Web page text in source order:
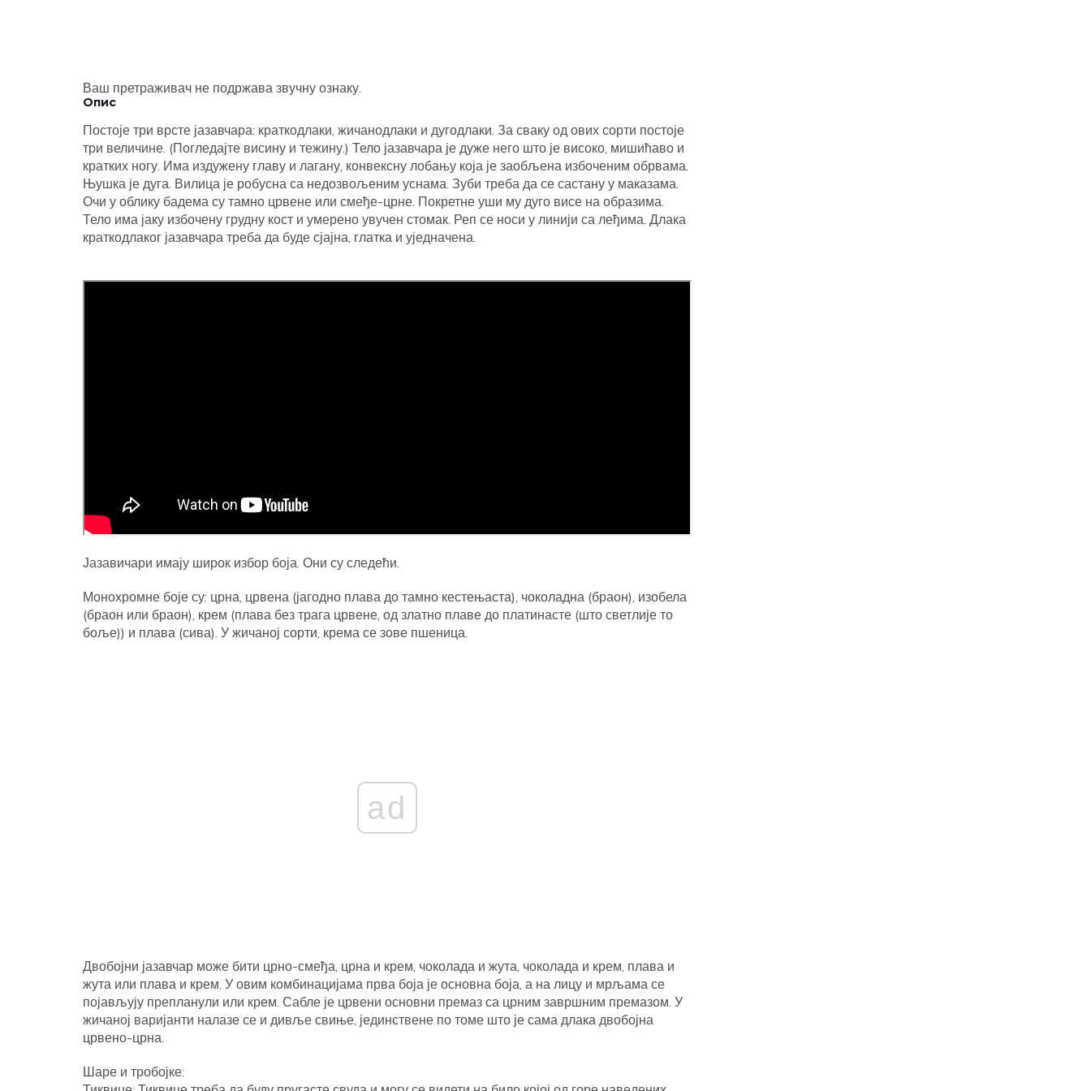
Ваш претраживач не подржава звучну ознаку.
Опис
Постоје три врсте јазавчара: краткодлаки, жичанодлаки и дугодлаки. За сваку од ових сорти постоје
три величине. (Погледајте висину и тежину.) Тело јазавчара је дуже него што је високо, мишићаво и
кратких ногу. Има издужену главу и лагану, конвексну лобању која је заобљена избоченим обрвама.
Њушка је дуга. Вилица је робусна са недозвољеним уснама. Зуби треба да се састану у маказама.
Очи у облику бадема су тамно црвене или смеђе-црне. Покретне уши му дуго висе на образима.
Тело има јаку избочену грудну кост и умерено увучен стомак. Реп се носи у линији са леђима. Длака
краткодлаког јазавчара треба да буде сјајна, глатка и уједначена.
Јазавичари имају широк избор боја. Они су следећи.
Монохромне боје су: црна, црвена (јагодно плава до тамно кестењаста), чоколадна (браон), изобела
(браон или браон), крем (плава без трага црвене, од златно плаве до платинасте (што светлије то
боље)) и плава (сива). У жичаној сорти, крема се зове пшеница.
ad
Двобојни јазавчар може бити црно-смеђа, црна и крем, чоколада и жута, чоколада и крем, плава и
жута или плава и крем. У овим комбинацијама прва боја је основна боја, а на лицу и мрљама се
појављују препланули или крем. Сабле је црвени основни премаз са црним завршним премазом. У
жичаној варијанти налазе се и дивље свиње, јединствене по томе што је сама длака двобојна
црвено-црна.
Шаре и тробојке: